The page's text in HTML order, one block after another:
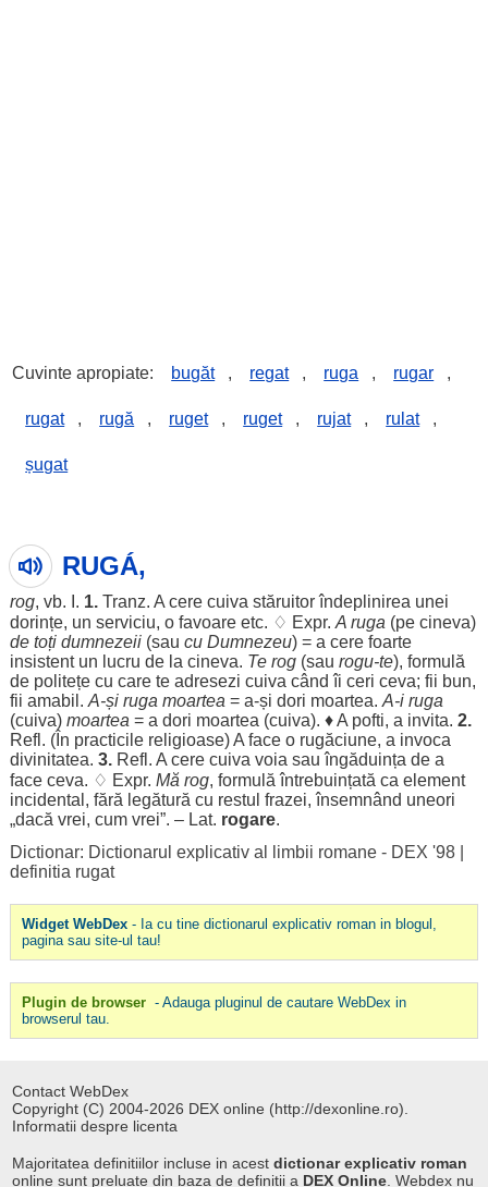
Cuvinte apropiate: bugăt , regat , ruga , rugar ,
rugat , rugă , ruget , ruget , rujat , rulat ,
șugat
RUGÁ,
rog, vb. I. 1.Tranz. A cerecuiva stăruitor îndeplinirea unei
dorințe, un serviciu, o favoareetc. ♢ Expr. A ruga (pe cineva)
de toți dumnezeii(sau cu Dumnezeu) = a cere foarte
insistentun lucru de la cineva. Te rog(sau rogu-te), formulă
de politețecu care te adresezi cuiva când îi ceri ceva; fii bun,
fii amabil . A-și ruga moartea = a-și dori moartea. A-i ruga
(cuiva) moartea = a dori moartea (cuiva). ♦ A pofti, a invita. 2.
Refl. (În practicile religioase) A faceo rugăciune, a invoca
divinitatea. 3.Refl. A cerecuiva voia sauîngăduința de a
faceceva. ♢ Expr. Mă rog, formulă întrebuințată ca element
incidental , fără legătură cu restul frazei,însemnând uneori
„dacă vrei, cum vrei”. – Lat. rogare.
Dictionar: Dictionarul explicativ al limbii romane - DEX '98|
definitia rugat
Widget WebDex- Ia cu tine dictionarul explicativ roman in blogul,
pagina sau site-ul tau!
Plugin de browser - Adauga pluginul de cautare WebDex in
browserul tau.
Contact WebDex
Copyright (C) 2004-2026 DEX online (http://dexonline.ro).
Informatii despre licenta
Majoritatea definitiilor incluse in acestdictionar explicativ roman
online sunt preluate din baza de definitii a DEX Online . Webdex nu